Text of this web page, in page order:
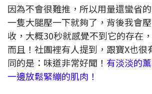
因為不會很難推，所以用量還蠻省
一隻大腿壓一下就夠了，背後我會
收，大概30秒就感覺不到它的存在
而且！社團裡有人提到，跟寶X也很
同的是：味道非常好聞！ 有淡淡的
一邊放鬆緊繃的肌肉！